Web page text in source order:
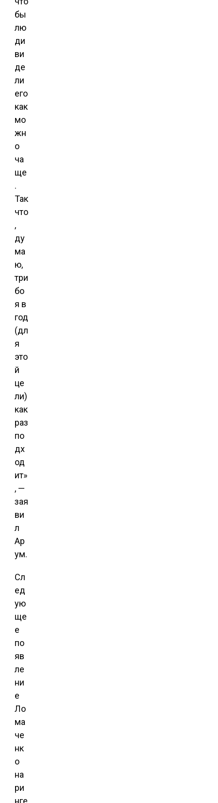
бы
лю
ди
ви
де
ли
его
как
мо
жн
о
ча
ще
.
Так
что
,
ду
ма
ю,
три
бо
я в
год
(дл
я
это
й
це
ли)
как
раз
по
дх
од
ит»
, —
зая
ви
л
Ар
ум.
Сл
ед
ую
ще
е
по
яв
ле
ни
е
Ло
ма
че
нк
о
на
ри
нге